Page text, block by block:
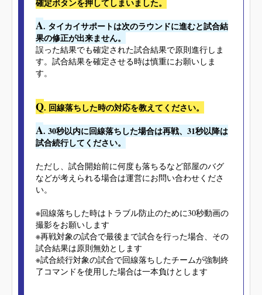
確定ボタンを押してしまいました。
A. タイカイサポートは次のラウンドに進むと試合結
果の修正が出来ません。
誤った結果でも確定された試合結果で原則進行しま
す。試合結果を確定させる時は慎重にお願いしま
す。
Q. 回線落ちした時の対応を教えてください。
A. 30秒以内に回線落ちした場合は再戦、31秒以降は
試合続行してください。
ただし、試合開始前に何度も落ちるなど部屋のバグ
などが考えられる場合は運営にお問い合わせくださ
い。
※回線落ちした時はトラブル防止のために30秒動画の
撮影をお願いします
※再戦対象の試合で最後まで試合を行った場合、その
試合結果は原則無効とします
※試合続行対象の試合で回線落ちしたチームが強制終
了コマンドを使用した場合は一本負けとします